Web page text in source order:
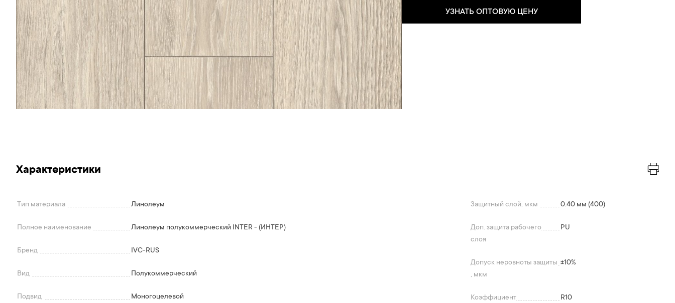
УЗНАТЬ ОПТОВУЮ ЦЕНУ
Характеристики
Тип материала Линолеум
Полное наименование Линолеум полукоммерческий INTER - (ИНТЕР)
Бренд IVC-RUS
Вид Полукоммерческий
Подвид Моногоцелевой
Защитный слой, мкм 0.40 мм (400)
Доп. защита рабочего
слоя
PU
Допуск неровноты защиты
, мкм
+-10%
Коэффициент
R10